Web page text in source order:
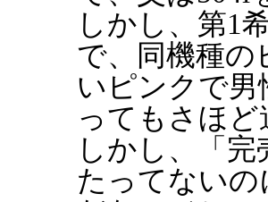
しかし、第1
で、同機種
いピンクで
ってもさほ
しかし、「
たってない